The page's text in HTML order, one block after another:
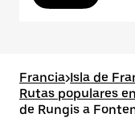
Francia>Isla de
Rutas populares
de Rungis a